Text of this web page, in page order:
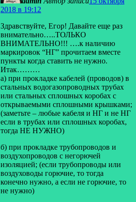
2018 в 19:12
Здравствуйте, Егор! Давайте еще раз
внимательно…..ТОЛЬКО
ВНИМАТЕЛЬНО!!! ….к наличию
маркировок “НГ” прочитаем вместе
пункты когда ставить не нужно.
Итак………
а) при прокладке кабелей (проводов) в
стальных водогазопроводных трубах
или стальных сплошных коробах с
открываемыми сплошными крышками;
(заметьте – любые кабеля и НГ и не НГ
если в трубах или сплошных коробах,
тогда НЕ НУЖНО)
б) при прокладке трубопроводов и
воздухопроводов с негорючей
изоляцией; (если трубопроводы или
воздуховоды горючие, то тогда
конечно нужно, а если не горючие, то
не нужно)